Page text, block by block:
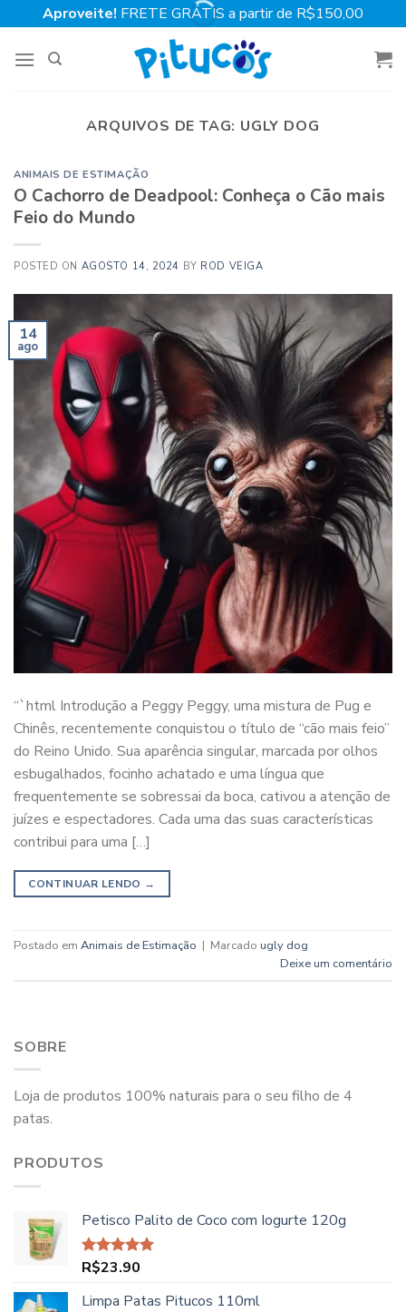
to
content
Aproveite! FRETE GRÁTIS a partir de R$150,00
ARQUIVOS DE TAG: UGLY DOG
ANIMAIS DE ESTIMAÇÃO
O Cachorro de Deadpool: Conheça o Cão mais
Feio do Mundo
POSTED ON AGOSTO 14, 2024 BY ROD VEIGA
14
ago
“`html Introdução a Peggy Peggy, uma mistura de Pug e
Chinês, recentemente conquistou o título de “cão mais feio”
do Reino Unido. Sua aparência singular, marcada por olhos
esbugalhados, focinho achatado e uma língua que
frequentemente se sobressai da boca, cativou a atenção de
juízes e espectadores. Cada uma das suas características
contribui para uma […]
CONTINUAR LENDO →
Postado em Animais de Estimação | Marcado ugly dog
Deixe um comentário
SOBRE
Loja de produtos 100% naturais para o seu filho de 4
patas.
PRODUTOS
Petisco Palito de Coco com Iogurte 120g
Avaliação
R$23.90
Limpa Patas Pitucos 110ml